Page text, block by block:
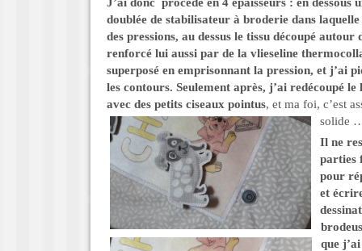
doublée de stabilisateur à broderie dans
des pressions, au dessus le tissu découpé autour
renforcé lui aussi par de la vlieseline
superposé en emprisonnant la pression, et j’ai
les contours. Seulement après, j’ai redécoupé le
avec des petits ciseaux pointus, et ma foi, c’est
solide
Il ne
parties
pour
et
que